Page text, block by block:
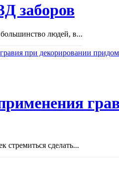
заборов
людей, в...
сделать...